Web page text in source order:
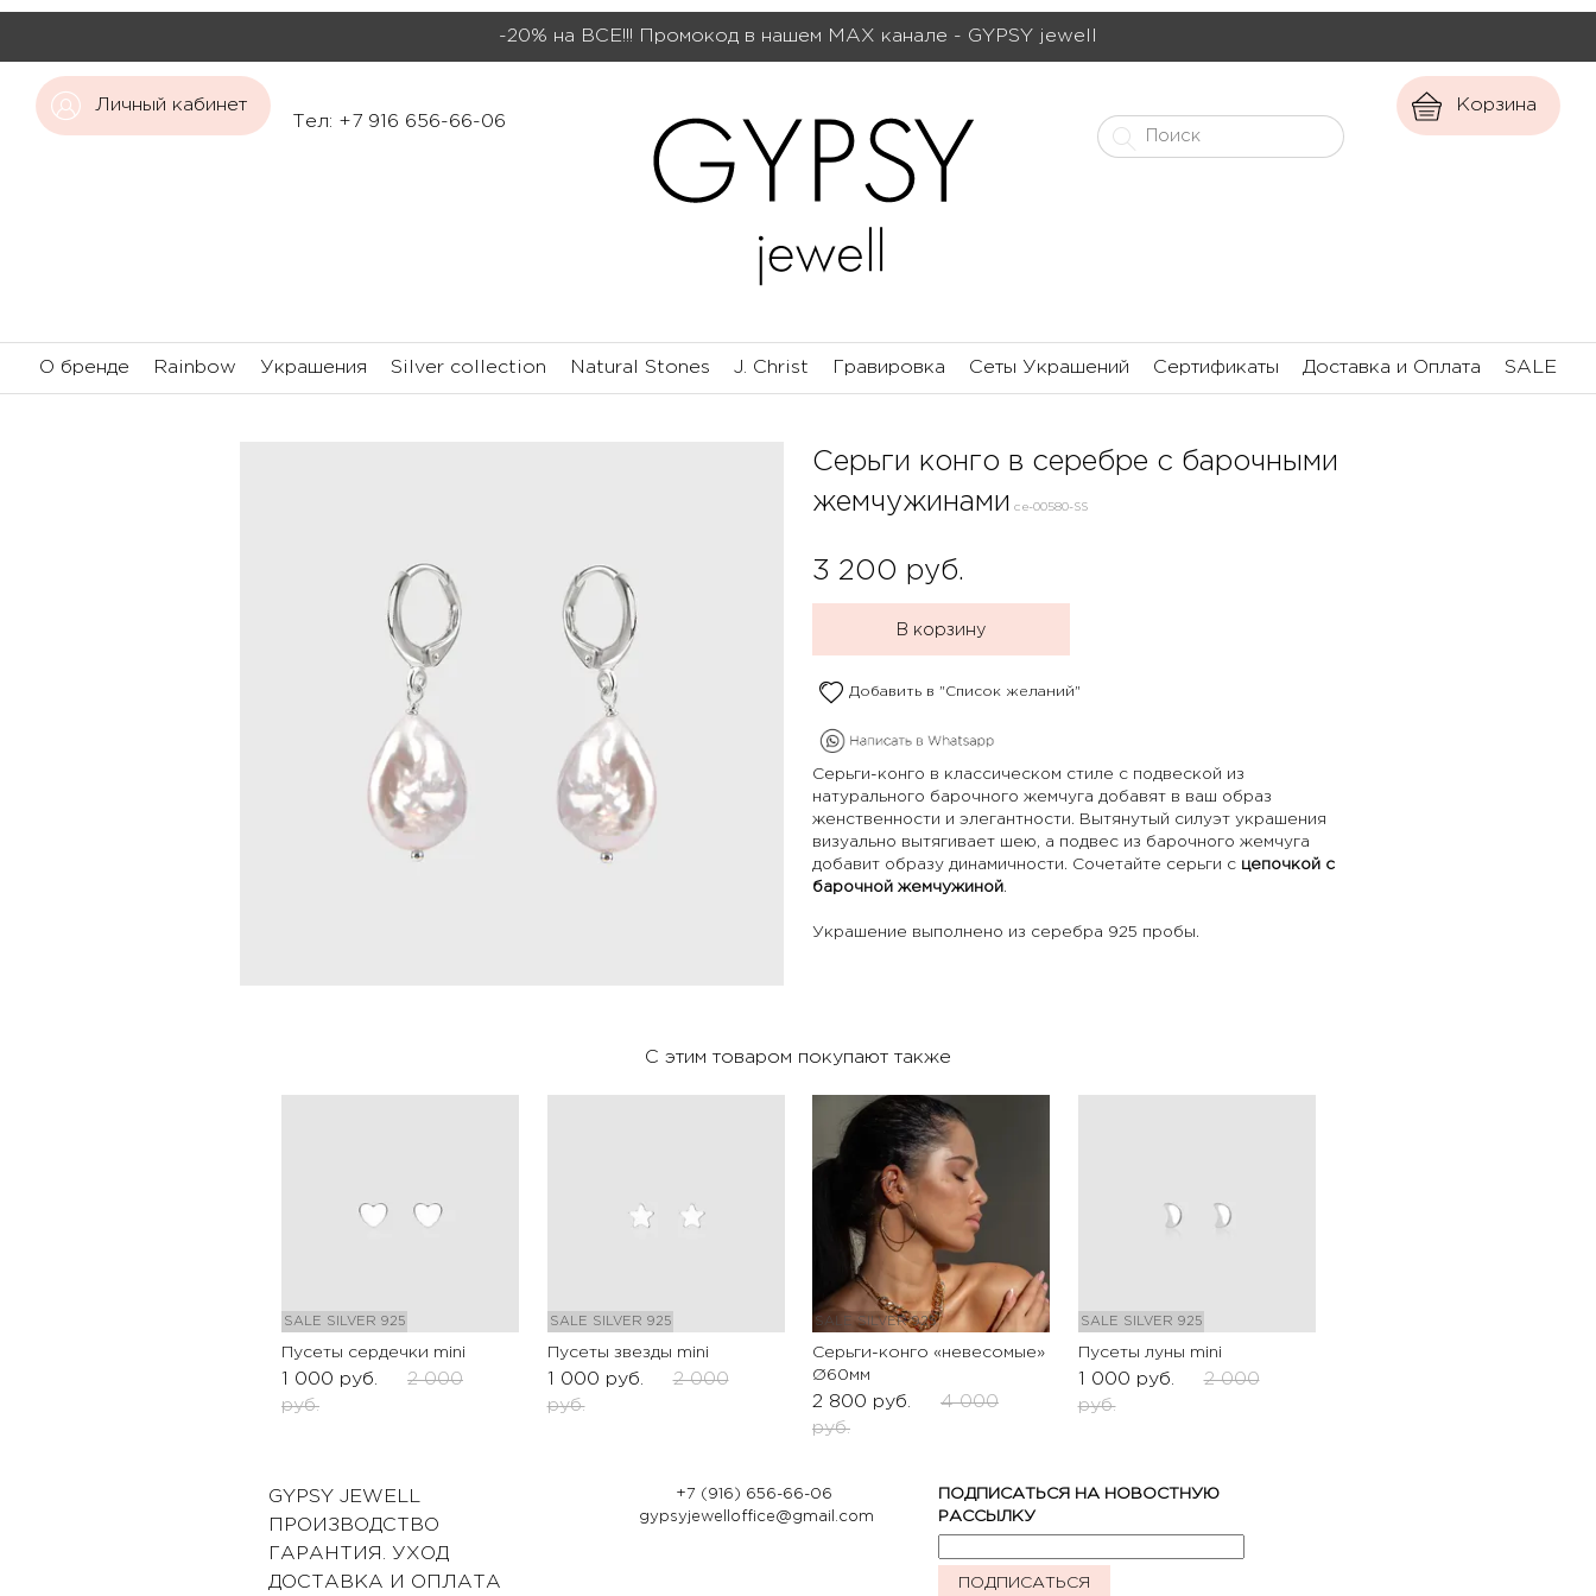
-20% на ВСЕ!!! Промокод в нашем МАХ канале - GYPSY jewell
Тел: +7 916 656-66-06
Корзина
О бренде Rainbow Украшения Silver collection Natural Stones J. Christ Гравировка Сеты Украшений Сертификаты Доставка и Оплата SALE
Серьги конго в серебре с барочными
жемчужинами се-00580-SS
3 200 руб.
В корзину
Добавить в "Список желаний"
Серьги-конго в классическом стиле с подвеской из
натурального барочного жемчуга добавят в ваш образ
женственности и элегантности. Вытянутый силуэт украшения
визуально вытягивает шею, а подвес из барочного жемчуга
добавит образу динамичности. Сочетайте серьги с цепочкой с
барочной жемчужиной.
Украшение выполнено из серебра 925 пробы.
С этим товаром покупают также
SALE SILVER 925
Пусеты сердечки mini
1 000 руб.
2 000
руб.
SALE SILVER 925
Пусеты звезды mini
1 000 руб.
2 000
руб.
SALE SILVER 925
Серьги-конго «невесомые»
Ø60мм
2 800 руб.
4 000
руб.
SALE SILVER 925
Пусеты луны mini
1 000 руб.
2 000
руб.
GYPSY JEWELL
ПРОИЗВОДСТВО
ГАРАНТИЯ. УХОД
ДОСТАВКА И ОПЛАТА
+7 (916) 656-66-06
gypsyjewelloffice@gmail.com
ПОДПИСАТЬСЯ НА НОВОСТНУЮ
РАССЫЛКУ
ПОДПИСАТЬСЯ
Личный кабинет